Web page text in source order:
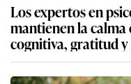
Los expertos en
mantienen la calma
cognitiva, gratitud